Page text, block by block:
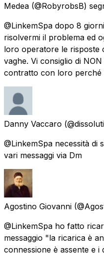
Medea (@RobyrobsB)
@LinkemSpa dopo 8
risolvermi il problema ed
loro operatore le risposte
vaghe. Vi consiglio di
contratto con loro
Danny Vaccaro
@LinkemSpa necessità di
vari messaggi via Dm
Agostino Giovanni
@LinkemSpa ho fatto
messaggio "la ricarica è
connessione è assente e